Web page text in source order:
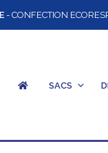
- CONFECTION
SACS